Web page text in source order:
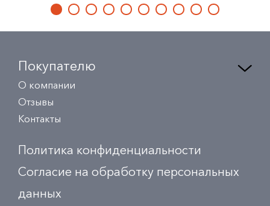
Покупателю
О компании
Отзывы
Контакты
Политика конфиденциальности
Согласие на обработку персональных
данных